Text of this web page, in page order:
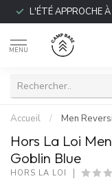
L'ÉTÉ APPROCHE
MENU
Accueil / Men
Hors La Loi
Goblin Blue
HORS LA LOI